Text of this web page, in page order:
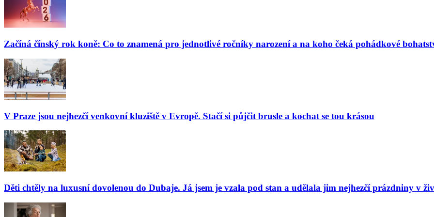
Začíná čínský rok koně: Co to znamená pro jednotlivé ročníky narození a na koho čeká pohádkové
V Praze jsou nejhezčí venkovní kluziště v Evropě. Stačí si půjčit brusle a kochat se tou krásou
Děti chtěly na luxusní dovolenou do Dubaje. Já jsem je vzala pod stan a udělala jim nejhezčí prázdniny v